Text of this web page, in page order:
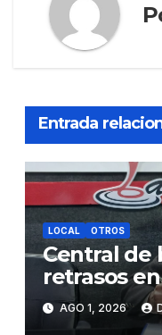
Entrada
LOCAL OTROS
Central de
retrasos
de Agua y
Juliaca
AGO 1, 2026